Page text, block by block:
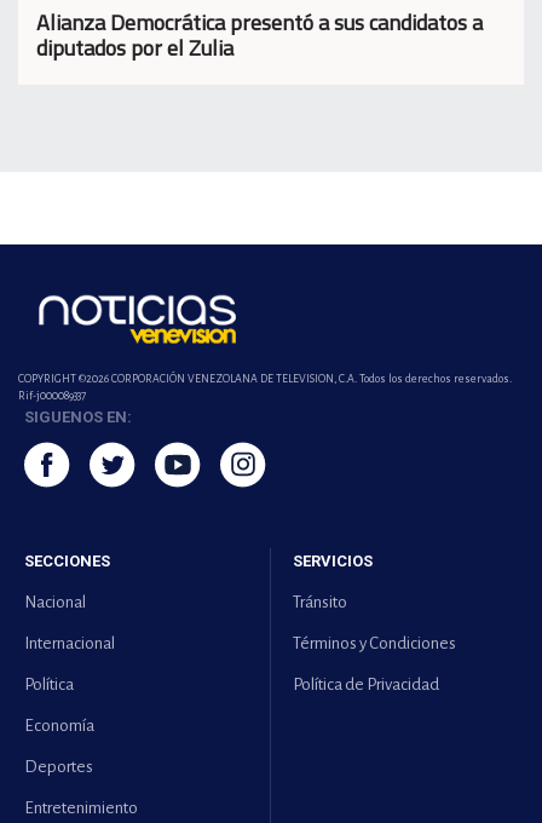
Alianza Democrática presentó a sus candidatos a
diputados por el Zulia
COPYRIGHT ©2026 CORPORACIÓN VENEZOLANA DE TELEVISION, C.A. Todos los derechos reservados.
Rif-j000089337
SIGUENOS EN:
SECCIONES
Nacional
Internacional
Política
Economía
Deportes
Entretenimiento
SERVICIOS
Tránsito
Términos y Condiciones
Política de Privacidad